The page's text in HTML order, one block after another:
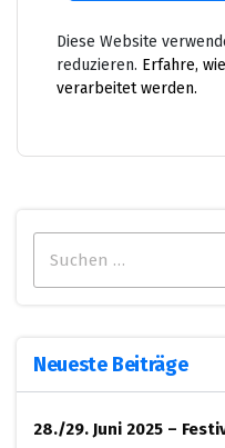
Diese Website
reduzieren. Erfahre,
verarbeitet werden.
nach:
Neueste Beiträge
28./29. Juni 2025 –